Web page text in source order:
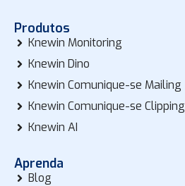
Produtos
Knewin Monitoring
Knewin Dino
Knewin Comunique-se Mailing
Knewin Comunique-se Clipping
Knewin AI
Aprenda
Blog